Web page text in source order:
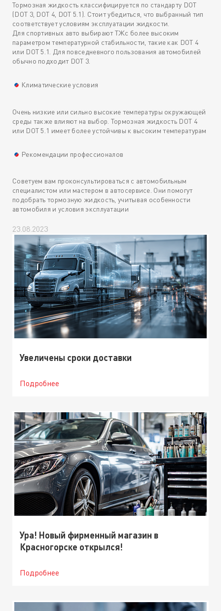
Тормозная жидкость классифицируется по стандарту DOT
(DOT 3, DOT 4, DOT 5.1). Стоит убедиться, что выбранный тип
соответствует условиям эксплуатации жидкости.
Для спортивных авто выбирают ТЖс более высоким
параметром температурной стабильности, такие как DOT 4
или DOT 5.1. Для повседневного пользования автомобилей
обычно подходит DOT 3.
Климатические условия
Очень низкие или сильно высокие температуры окружающей
среды также влияют на выбор. Тормозная жидкость DOT 4
или DOT 5.1 имеет более устойчивы к высоким температурам
Рекомендации профессионалов
Советуем вам проконсультироваться с автомобильным
специалистом или мастером в автосервисе. Они помогут
подобрать тормозную жидкость, учитывая особенности
автомобиля и условия эксплуатации
23.08.2023
Увеличены сроки доставки
Подробнее
Ура! Новый фирменный магазин в
Красногорске открылся!
Подробнее